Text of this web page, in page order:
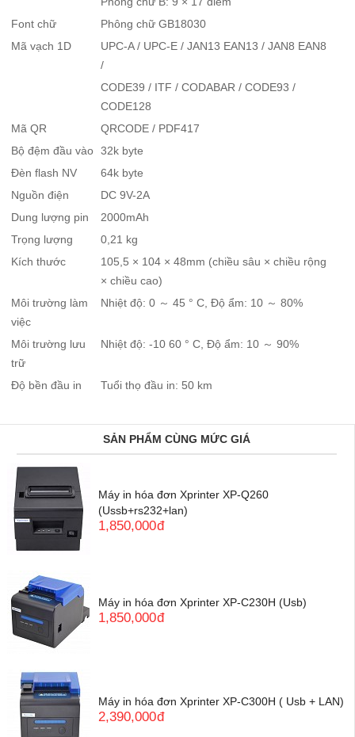
Font chữ
Phông chữ GB18030
Mã vạch 1D
UPC-A / UPC-E / JAN13 EAN13 / JAN8 EAN8
/
CODE39 / ITF / CODABAR / CODE93 /
CODE128
Mã QR
QRCODE / PDF417
Bộ đệm đầu vào 32k byte
Đèn flash NV
64k byte
Nguồn điện
DC 9V-2A
Dung lượng pin
2000mAh
Trọng lượng
0,21 kg
Kích thước
105,5 × 104 × 48mm (chiều sâu × chiều rộng
× chiều cao)
Môi trường làm
việc
Nhiệt độ: 0 ～ 45 ° C, Độ ẩm: 10 ～ 80%
Môi trường lưu
trữ
Nhiệt độ: -10 60 ° C, Độ ẩm: 10 ～ 90%
Độ bền đầu in Tuổi thọ đầu in: 50 km
SẢN PHẨM CÙNG MỨC GIÁ
Máy in hóa đơn Xprinter XP-Q260
(Ussb+rs232+lan)
1,850,000đ
Máy in hóa đơn Xprinter XP-C230H (Usb)
1,850,000đ
Máy in hóa đơn Xprinter XP-C300H ( Usb + LAN)
2,390,000đ